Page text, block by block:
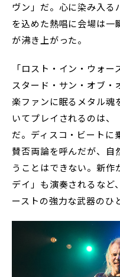
ヴン」だ。心に染み入る
を込めた熱唱に会場は一
が沸き上がった。
「ロスト・イン・ウォ
スタード・サン・オブ・
楽ファンに眠るメタル魂
いてプレイされるのは、
だ。ディスコ・ビートに
賛否両論を呼んだが、自
うことはできない。新作
デイ」も演奏されるなど
ーストの強力な武器のひ